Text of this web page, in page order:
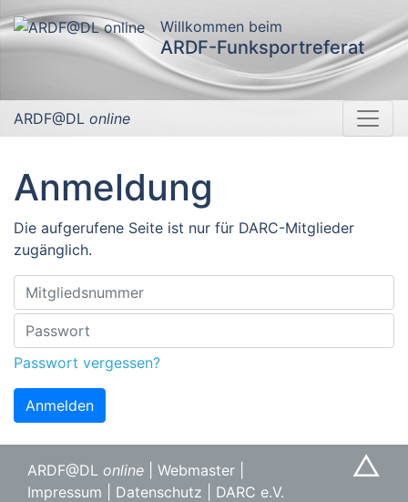
Willkommen beim
ARDF-Funksportreferat
ARDF@DL online
Anmeldung
Die aufgerufene Seite ist nur für DARC-Mitglieder
zugänglich.
Passwort vergessen?
Anmelden
△
ARDF@DL online Webmaster
Impressum
Datenschutz DARC e.V.